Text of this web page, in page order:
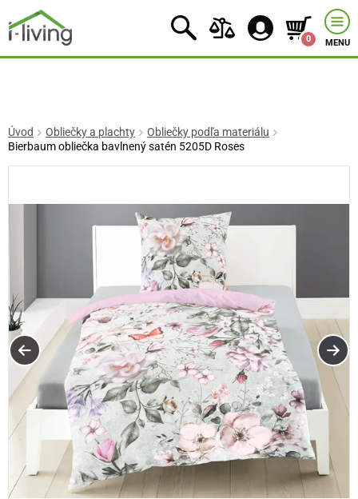
0 MENU
Úvod Obliečky a plachty
Obliečky podľa materiálu
Bierbaum obliečka bavlnený satén 5205D Roses